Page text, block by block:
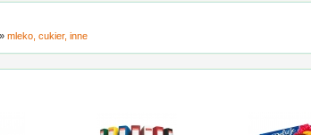
» mleko, cukier, inne